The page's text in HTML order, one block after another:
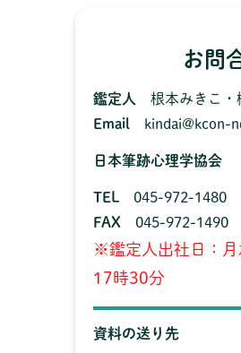
お問
鑑定人
根本みきこ・
Email
kindai@kcon-
日本筆跡心理学協会
TEL
045-972-1480
FAX
045-972-1490
※鑑定人出社日：
17時30分
資料の送り先